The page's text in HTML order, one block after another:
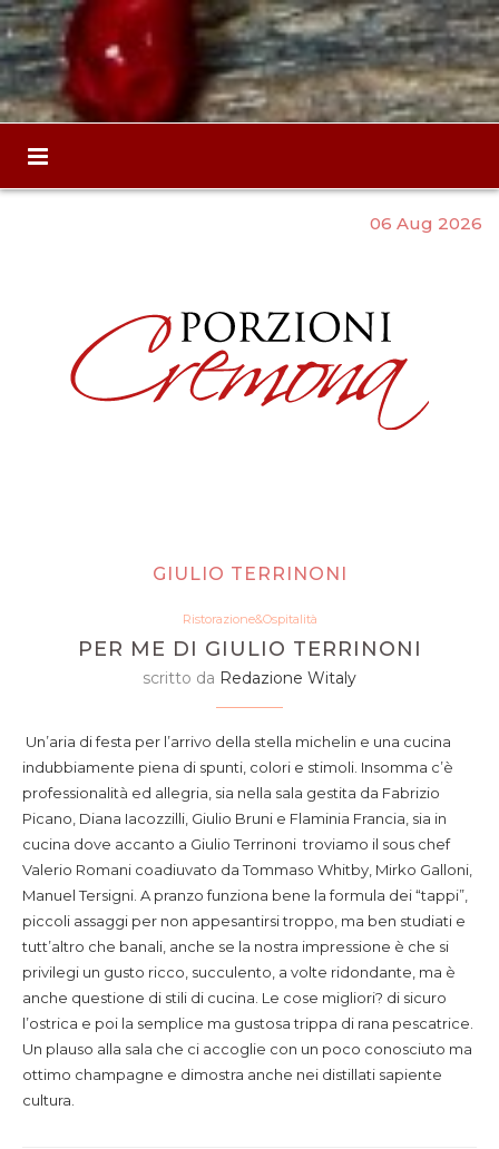
06 Aug 2026
GIULIO TERRINONI
Ristorazione&Ospitalità
PER ME DI GIULIO TERRINONI
scritto da Redazione Witaly
Un’aria di festa per l’arrivo della stella michelin e una cucina
indubbiamente piena di spunti, colori e stimoli. Insomma c’è
professionalità ed allegria, sia nella sala gestita da Fabrizio
Picano, Diana Iacozzilli, Giulio Bruni e Flaminia Francia, sia in
cucina dove accanto a Giulio Terrinoni troviamo il sous chef
Valerio Romani coadiuvato da Tommaso Whitby, Mirko Galloni,
Manuel Tersigni. A pranzo funziona bene la formula dei “tappi”,
piccoli assaggi per non appesantirsi troppo, ma ben studiati e
tutt’altro che banali, anche se la nostra impressione è che si
privilegi un gusto ricco, succulento, a volte ridondante, ma è
anche questione di stili di cucina. Le cose migliori? di sicuro
l’ostrica e poi la semplice ma gustosa trippa di rana pescatrice.
Un plauso alla sala che ci accoglie con un poco conosciuto ma
ottimo champagne e dimostra anche nei distillati sapiente
cultura.